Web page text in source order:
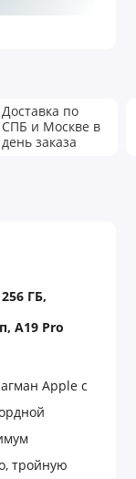
Доставка по
СПБ и Москве в
день заказа
ГБ,
A19 Pro
Apple с
тройную